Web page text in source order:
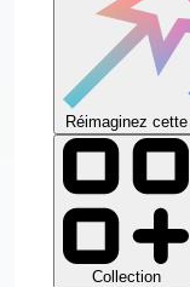
Réimaginez
Collection